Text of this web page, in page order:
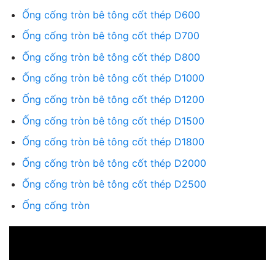
Ống cống tròn bê tông cốt thép D600
Ống cống tròn bê tông cốt thép D700
Ống cống tròn bê tông cốt thép D800
Ống cống tròn bê tông cốt thép D1000
Ống cống tròn bê tông cốt thép D1200
Ống cống tròn bê tông cốt thép D1500
Ống cống tròn bê tông cốt thép D1800
Ống cống tròn bê tông cốt thép D2000
Ống cống tròn bê tông cốt thép D2500
Ống cống tròn